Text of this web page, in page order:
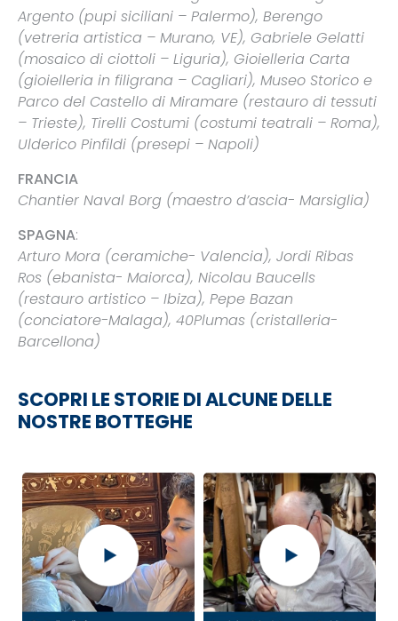
Argento (pupi siciliani – Palermo), Berengo
(vetreria artistica – Murano, VE), Gabriele Gelatti
(mosaico di ciottoli – Liguria), Gioielleria Carta
(gioielleria in filigrana – Cagliari), Museo Storico e
Parco del Castello di Miramare (restauro di tessuti
– Trieste), Tirelli Costumi (costumi teatrali – Roma),
Ulderico Pinfildi (presepi – Napoli)
FRANCIA
Chantier Naval Borg (maestro d’ascia- Marsiglia)
SPAGNA:
Arturo Mora (ceramiche- Valencia), Jordi Ribas
Ros (ebanista- Maiorca), Nicolau Baucells
(restauro artistico – Ibiza), Pepe Bazan
(conciatore-Malaga), 40Plumas (cristalleria-
Barcellona)
SCOPRI LE STORIE DI ALCUNE DELLE
NOSTRE BOTTEGHE